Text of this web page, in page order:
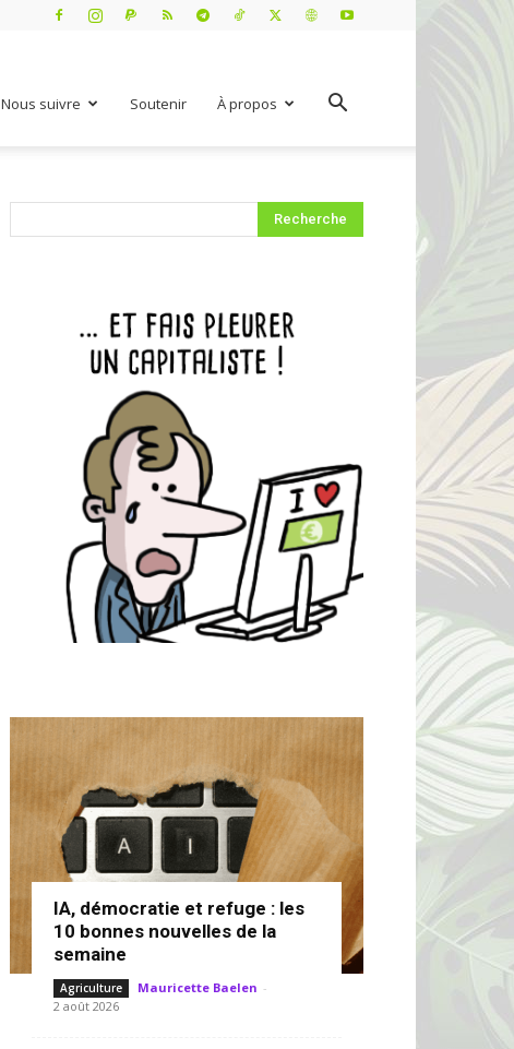
Nous suivre Soutenir À propos
IA, démocratie et refuge : les
10 bonnes nouvelles de la
semaine
Agriculture Mauricette Baelen -
2 août 2026